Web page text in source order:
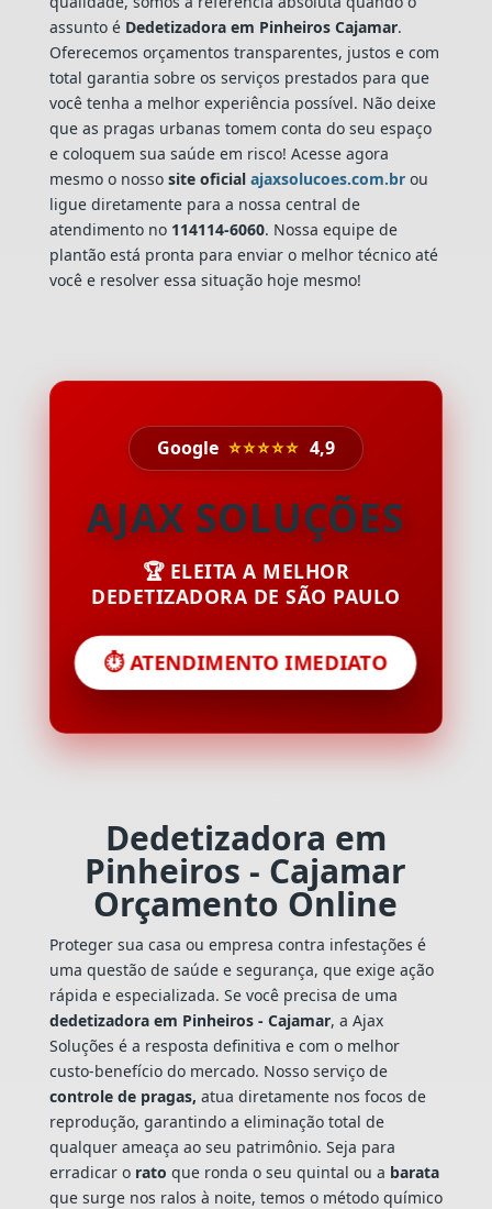
assunto é Dedetizadora em Pinheiros Cajamar.
Oferecemos orçamentos transparentes, justos e com
total garantia sobre os serviços prestados para que
você tenha a melhor experiência possível. Não deixe
que as pragas urbanas tomem conta do seu espaço
e coloquem sua saúde em risco! Acesse agora
mesmo o nossosite oficial ajaxsolucoes.com.brou
ligue diretamente para a nossa central de
atendimento no 114114-6060. Nossa equipe de
plantão está pronta para enviar o melhor técnico até
você e resolver essa situação hoje mesmo!
Google ⭐⭐⭐⭐⭐ 4,9
AJAX SOLUÇÕES
🏆 ELEITA A MELHOR
DEDETIZADORA DE SÃO PAULO
⏱️ ATENDIMENTO IMEDIATO
Dedetizadora em
Pinheiros - Cajamar
Orçamento Online
Proteger sua casa ou empresa contra infestações é
uma questão de saúde e segurança, que exige ação
rápida e especializada. Se você precisa de uma
dedetizadora em Pinheiros - Cajamar, a Ajax
Soluções é a resposta definitiva e com o melhor
custo-benefício do mercado. Nosso serviço de
controle de pragas, atua diretamente nos focos de
reprodução, garantindo a eliminação total de
qualquer ameaça ao seu patrimônio. Seja para
erradicar o rato que ronda o seu quintal ou a barata
que surge nos ralos à noite, temos o método químico